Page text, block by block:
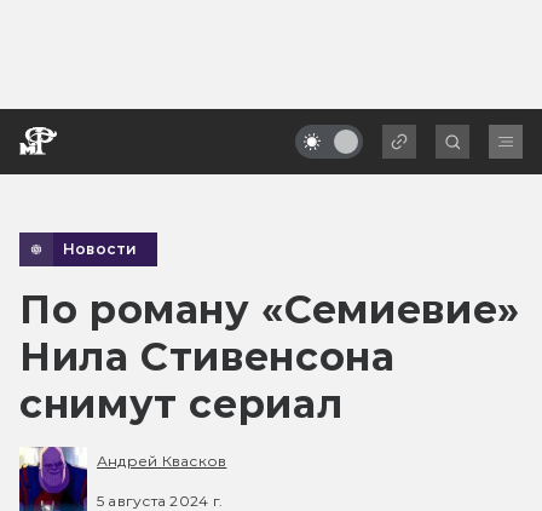
Новости
По роману «Семиевие»
Нила Стивенсона
снимут сериал
Андрей Квасков
5 августа 2024 г.